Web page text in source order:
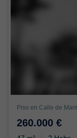
Piso en Calle de
260.000 €